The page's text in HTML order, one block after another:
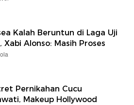
Kalah Beruntun di Laga Uji
Xabi Alonso: Masih Proses
Pernikahan Cucu
Makeup Hollywood